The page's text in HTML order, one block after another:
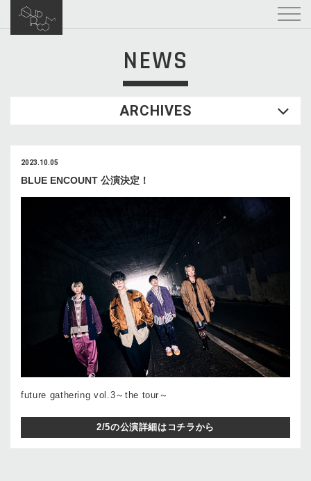
NEWS
ARCHIVES
2023.10.05
BLUE ENCOUNT 公演決定！
future gathering vol.3～the tour～
2/5の公演詳細はコチラから